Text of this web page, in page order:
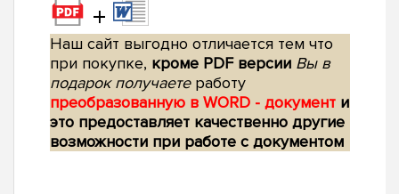
+
Наш сайт выгодно отличается тем что
при покупке, кроме PDF версии Вы в
подарок получаетеработу
преобразованную в WORD - документ и
это предоставляет качественно другие
возможности при работе с документом